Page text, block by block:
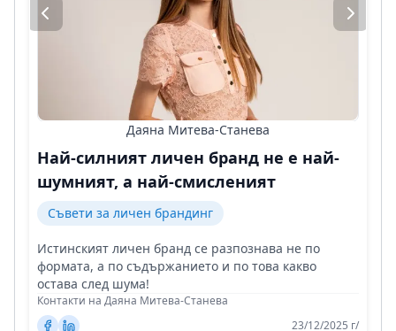
Даяна Митева-Станева
Най-силният личен бранд не е най-
шумният, а най-смисленият
Съвети за личен брандинг
Истинският личен бранд се разпознава не по
формата, а по съдържанието и по това какво
остава след шума!
Контакти на Даяна Митева-Станева
23/12/2025 г/